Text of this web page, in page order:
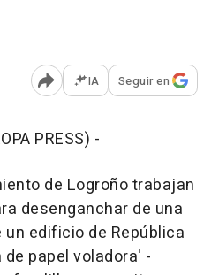
Abrir opciones para
IA Seguir en
PRESS) -
de Logroño trabajan
desenganchar de una
edificio de República
papel voladora' -